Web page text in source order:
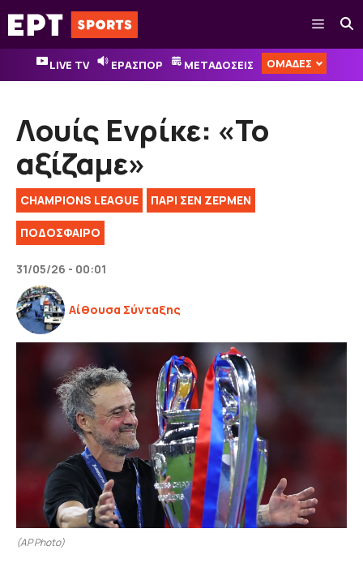
Μετάβαση
σε
περιεχόμενο
Μενού
LIVE TV ΕΡΑΣΠΟΡ ΜΕΤΑΔΟΣΕΙΣ ΟΜΑΔΕΣ
Λουίς Ενρίκε: «Το
αξίζαμε»
CHAMPIONS LEAGUE ΠΑΡΙ ΣΕΝ ΖΕΡΜΕΝ
ΠΟΔΟΣΦΑΙΡΟ
31/05/26 - 00:01
Αίθουσα Σύνταξης
(AP Photo)